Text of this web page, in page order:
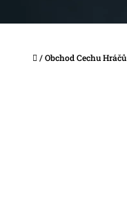
Domů
/Obchod Cechu Hráčů